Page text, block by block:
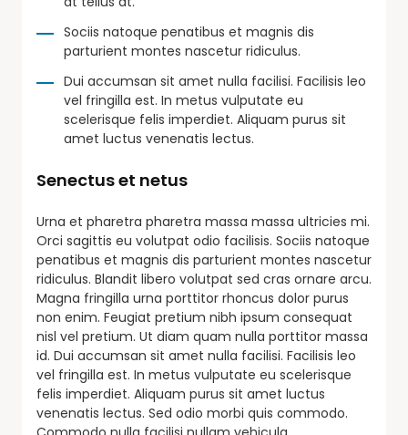
Sociis natoque penatibus et magnis dis
parturient montes nascetur ridiculus.
Dui accumsan sit amet nulla facilisi. Facilisis leo
vel fringilla est. In metus vulputate eu
scelerisque felis imperdiet. Aliquam purus sit
amet luctus venenatis lectus.
Senectus et netus
Urna et pharetra pharetra massa massa ultricies mi.
Orci sagittis eu volutpat odio facilisis. Sociis natoque
penatibus et magnis dis parturient montes nascetur
ridiculus. Blandit libero volutpat sed cras ornare arcu.
Magna fringilla urna porttitor rhoncus dolor purus
non enim. Feugiat pretium nibh ipsum consequat
nisl vel pretium. Ut diam quam nulla porttitor massa
id. Dui accumsan sit amet nulla facilisi. Facilisis leo
vel fringilla est. In metus vulputate eu scelerisque
felis imperdiet. Aliquam purus sit amet luctus
venenatis lectus. Sed odio morbi quis commodo.